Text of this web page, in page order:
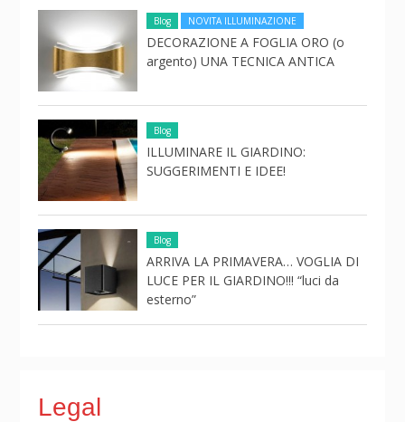
Blog NOVITA ILLUMINAZIONE
DECORAZIONE A FOGLIA ORO (o
argento) UNA TECNICA ANTICA
Blog
ILLUMINARE IL GIARDINO:
SUGGERIMENTI E IDEE!
Blog
ARRIVA LA PRIMAVERA… VOGLIA DI
LUCE PER IL GIARDINO!!! “luci da
esterno”
Legal